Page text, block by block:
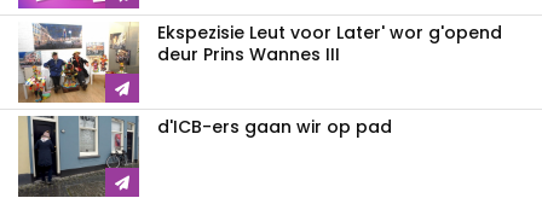
Ekspezisie Leut voor Later' wor g'opend
deur Prins Wannes III
d'ICB-ers gaan wir op pad